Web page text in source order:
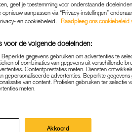
IN
|NIEUWS
tegen
geef je toestemming voor onderstaande
aanpassen via “Privacy-instellingen”
en cookiebeleid.
Raadpleeg ons cookiebeleid
voor de volgende doeleinden:
gegevens gebruiken om advertenties te
of combinaties van gegevens uit verschillende
Contentprestaties meten. Diensten
gepersonaliseerde advertenties. Beperkte
van content. Profielen gebruiken ter selectie
meten.
Akkoord